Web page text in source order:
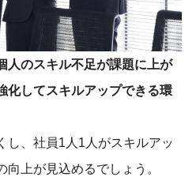
人のスキル不足が課題に上が
化してスキルアップできる環
し、社員1人1人がスキルアッ
上が見込めるでしょう。